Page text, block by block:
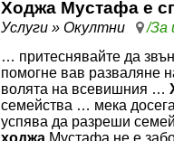
Услуги » Окултни
/За
… притеснявайте да
помогне вав разваляне
волята на всевишния …
семейства … мека
успява да разреши
ходжа Мустафа не е